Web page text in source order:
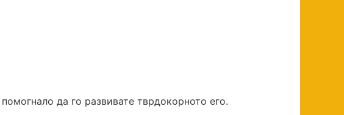
да го развивате тврдокорното его.